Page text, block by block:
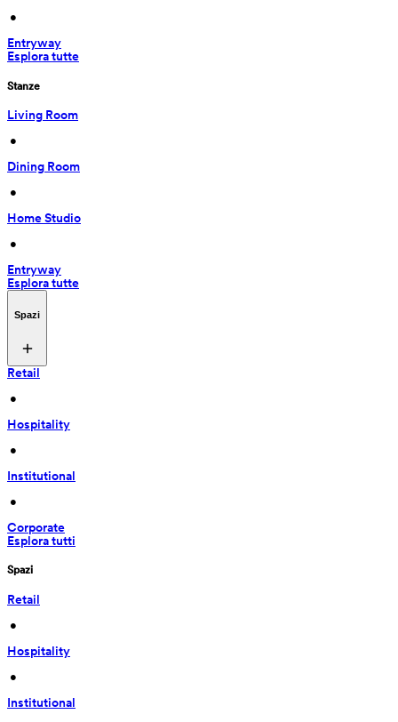
•
Entryway
Esplora tutte
Stanze
Living Room
•
Dining Room
•
Home Studio
•
Entryway
Esplora tutte
Spazi
Retail
•
Hospitality
•
Institutional
•
Corporate
Esplora tutti
Spazi
Retail
•
Hospitality
•
Institutional